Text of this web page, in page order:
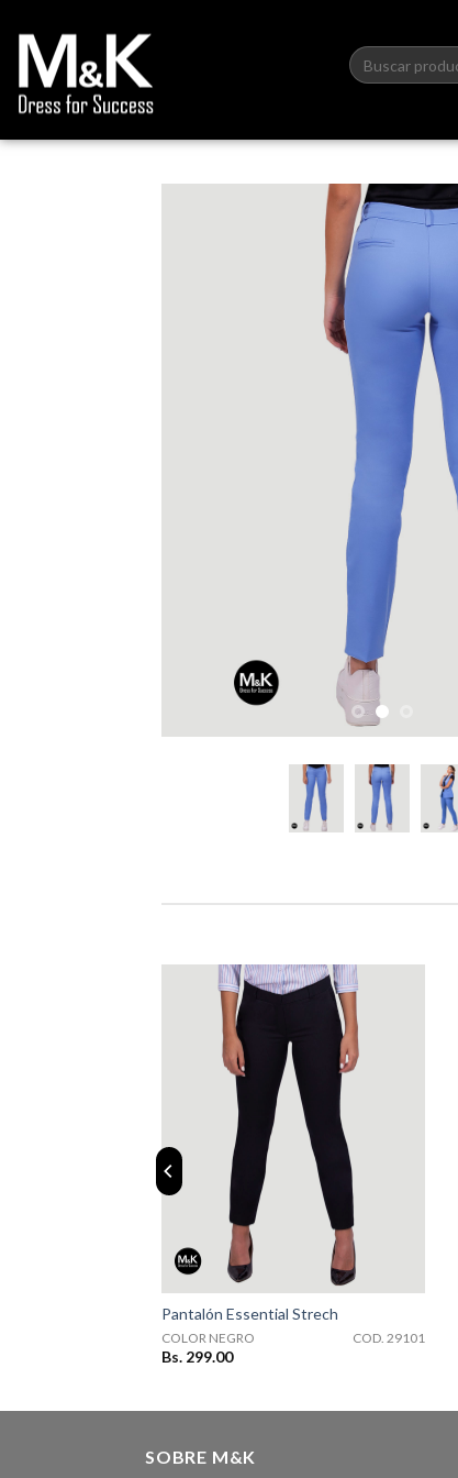
COD. 29101
Pantalón Essential Strech
COD. 29101
COLOR NEGRO
Bs. 299.00
SOBRE M&K